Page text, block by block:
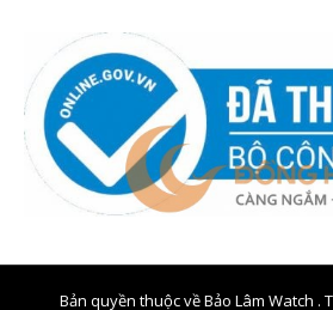
Bản quyền thuộc về Bảo Lâm Watch .